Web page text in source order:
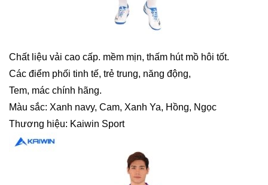
Chất liệu vải cao cấp. mềm mịn, thấm hút mồ hôi tốt.
Các điểm phối tinh tế, trẻ trung, năng động,
Tem, mác chính hãng.
Màu sắc: Xanh navy, Cam, Xanh Ya, Hồng, Ngọc
Thương hiệu: Kaiwin Sport